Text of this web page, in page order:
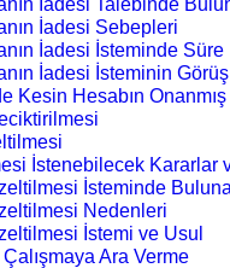
İadesi Sebepleri
İadesi İsteminde Süre
İadesi İsteminin
Kesin Hesabın Onanmış
İstenebilecek Kararlar
İsteminde
Nedenleri
İstemi ve Usul
Ara Verme